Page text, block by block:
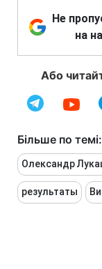
Не
на
Або
Більше по темі:
Олександр
результаты